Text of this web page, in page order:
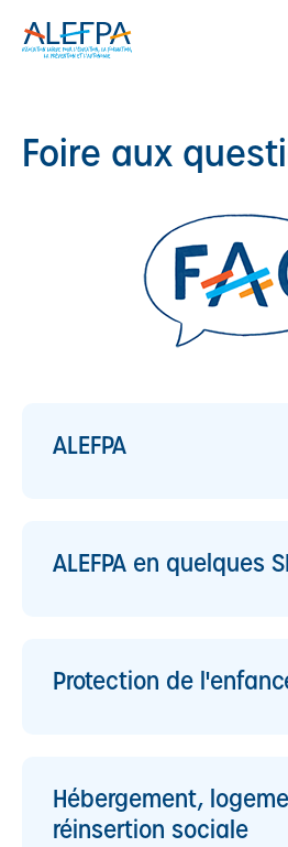
Aller au contenu principal
Foire aux
ALEFPA​
ALEFPA en quelques
Protection de
Hébergement,
réinsertion sociale​